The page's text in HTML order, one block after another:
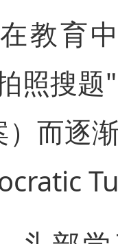
教育
照搜
而逐